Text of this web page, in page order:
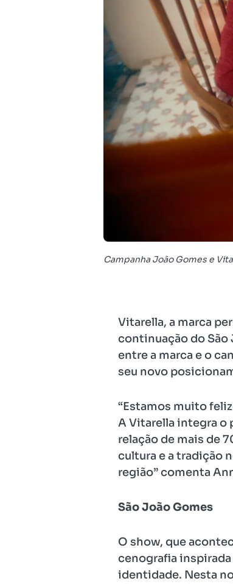
Campanha João Gomes e
Vitarella, a marca
continuação do São
entre a marca e o
seu novo
“Estamos muito
A Vitarella integra o
relação de mais de
cultura e a tradição
região” comenta
São João Gomes
O show, que
cenografia
identidade. Nesta